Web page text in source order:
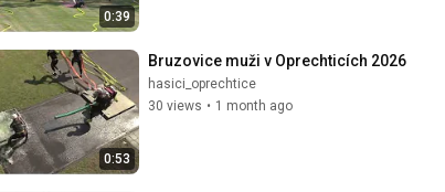
0:39
0:53
Bruzovice muži v Oprechticích 2026
hasici_oprechtice
30 views • 1 month ago